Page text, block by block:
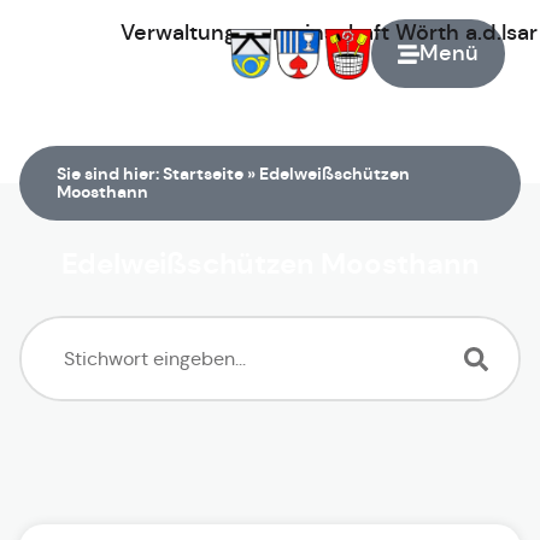
Menü
Verwaltungsgemeinschaft Wörth
Sie sind hier:Startseite » Edelweißschützen
Moosthann